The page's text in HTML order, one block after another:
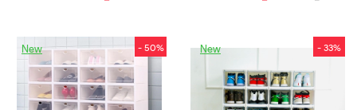
New - 50% New - 33%